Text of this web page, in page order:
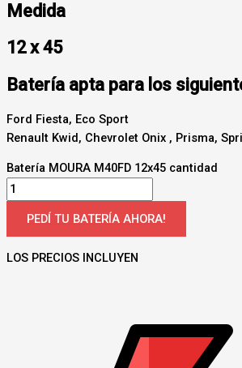
Medida
12 x 45
Batería apta para los
Ford Fiesta, Eco Sport
Renault Kwid, Chevrolet Onix , Prisma,
Batería MOURA M40FD 12x45 cantidad
PEDÍ TU BATERÍA AHORA!
LOS PRECIOS INCLUYEN